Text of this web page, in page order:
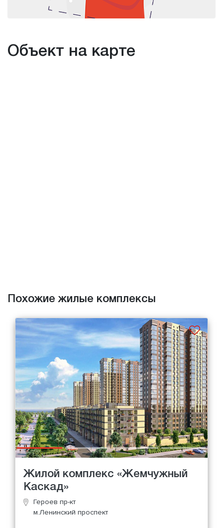
Объект на карте
Похожие жилые комплексы
Жилой комплекс «Жемчужный
Каскад»
Героев пр-кт
м.Ленинский проспект